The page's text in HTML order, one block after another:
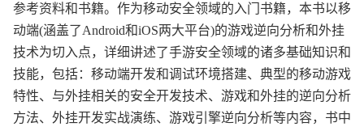
参考资料和书籍。作为移动安全领域的入门书籍，本书以移
动端(涵盖了Android和iOS两大平台)的游戏逆向分析和外挂
技术为切入点，详细讲述了手游安全领域的诸多基础知识和
技能，包括：移动端开发和调试环境搭建、典型的移动游戏
特性、与外挂相关的安全开发技术、游戏和外挂的逆向分析
方法、外挂开发实战演练、游戏引擎逆向分析等内容，书中